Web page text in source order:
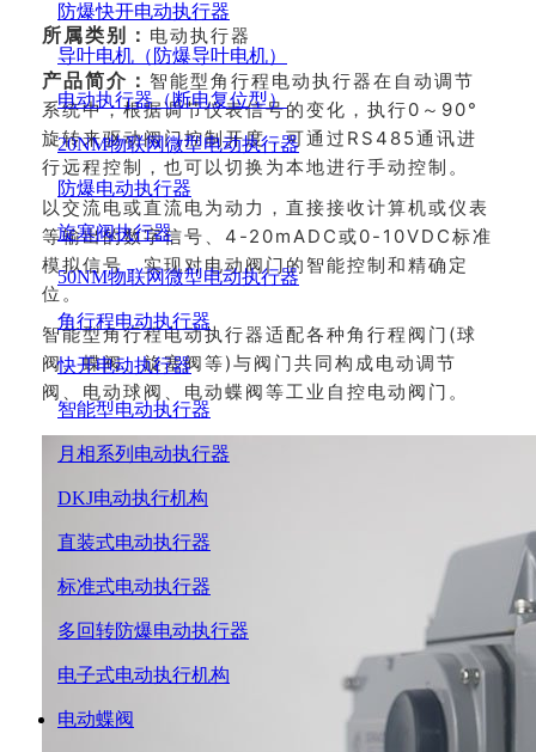
防爆快开电动执行器
导叶电机（防爆导叶电机）
电动执行器（断电复位型）
20NM物联网微型电动执行器
防爆电动执行器
旋塞阀执行器
50NM物联网微型电动执行器
角行程电动执行器
快开电动执行器
智能型电动执行器
月相系列电动执行器
DKJ电动执行机构
直装式电动执行器
标准式电动执行器
多回转防爆电动执行器
电子式电动执行机构
电动蝶阀
所属类别： 电动执行器
产品简介： 智能型角行程电动执行器在自动调节
系统中，根据调节仪表信号的变化，执行0～90°
旋转来驱动阀门控制开度，可通过RS485通讯进
行远程控制，也可以切换为本地进行手动控制。
以交流电或直流电为动力，直接接收计算机或仪表
等输出的数字信号、4-20mADC或0-10VDC标准
模拟信号，实现对电动阀门的智能控制和精确定
位。
智能型角行程电动执行器适配各种角行程阀门(球
阀、蝶阀、旋塞阀等)与阀门共同构成电动调节
阀、电动球阀、电动蝶阀等工业自控电动阀门。